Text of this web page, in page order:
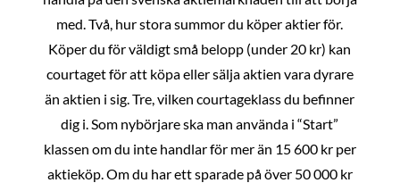
med. Två, hur stora summor du köper aktier för.
Köper du för väldigt små belopp (under 20 kr) kan
courtaget för att köpa eller sälja aktien vara dyrare
än aktien i sig. Tre, vilken courtageklass du befinner
dig i. Som nybörjare ska man använda i “Start”
klassen om du inte handlar för mer än 15 600 kr per
aktieköp. Om du har ett sparade på över 50 000 kr